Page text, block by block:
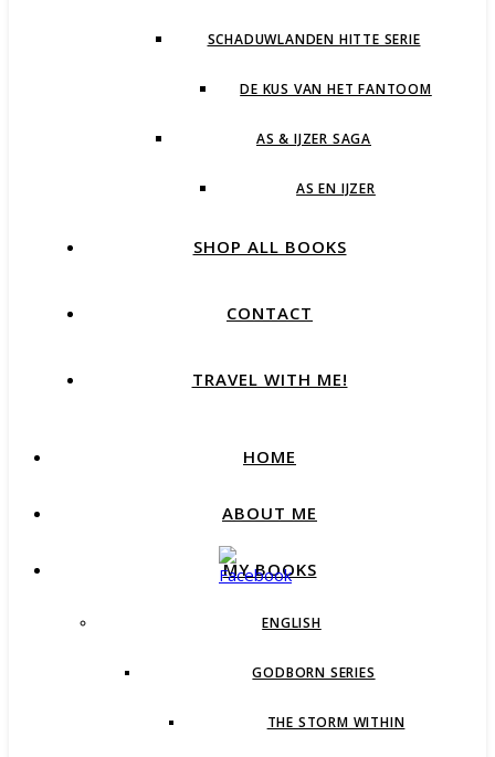
SCHADUWLANDEN HITTE SERIE
DE KUS VAN HET FANTOOM
AS & IJZER SAGA
AS EN IJZER
SHOP ALL BOOKS
CONTACT
TRAVEL WITH ME!
HOME
ABOUT ME
MY BOOKS
ENGLISH
GODBORN SERIES
THE STORM WITHIN